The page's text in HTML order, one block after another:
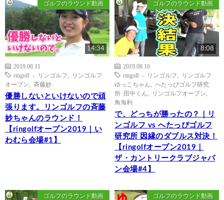
ゴルフのラウンド動画
14:34
2019.08.11
ringolf - リンゴルフ
リンゴルフ
オープン
斉藤妙
優勝しないといけないので頑
張ります。リンゴルフの斉藤
妙ちゃんのラウンド！
【ringolfオープン2019｜い
わむら会場#1】
ゴルフのラウンド動画
8:08
2019.08.10
ringolf - リンゴルフ
リンゴルフ
ゆっこちゃん
へたっぴゴルフ研究
所 田中くん
リンゴルフオープン
角海利
で、どっちが勝ったの？｜リ
ンゴルフ vs へたっぴゴルフ
研究所 因縁のダブルス対決！
【ringolfオープン2019｜
ザ・カントリークラブジャパ
ン会場#4】
ゴルフのラウンド動画 ゴルフのラウンド動画